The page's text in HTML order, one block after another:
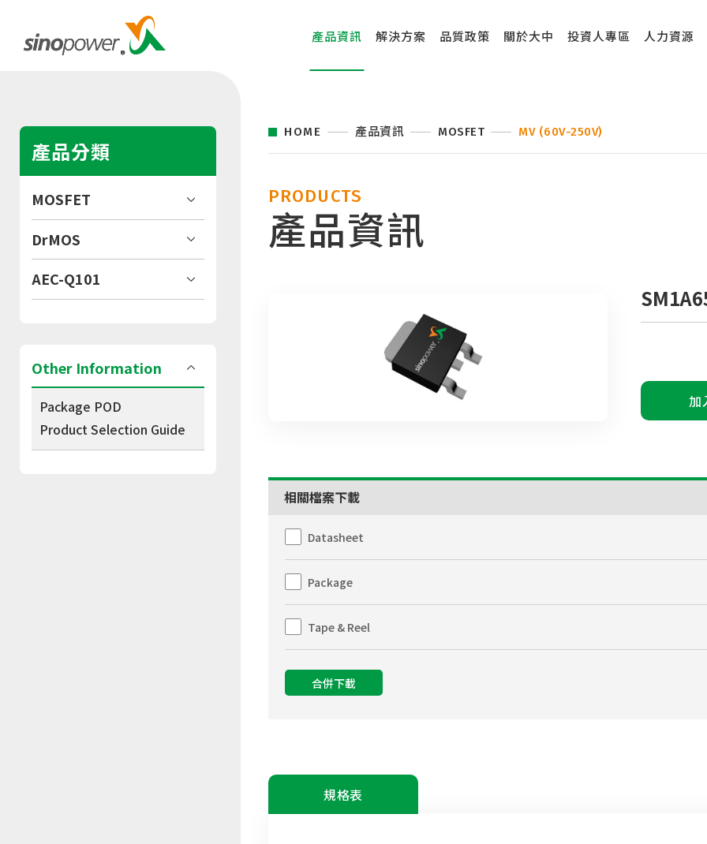
產品資訊 解決方案 品質政策 關於大中 投資人專區 人力資源
產品分類
MOSFET
DrMOS
AEC-Q101
Other Information
Package POD
Product Selection Guide
HOME 產品資訊 MOSFET MV (60V-250V)
PRODUCTS
產品資訊
加
相關檔案下載
Datasheet
Package
Tape & Reel
合併下載
規格表